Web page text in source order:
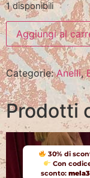
1 disponibili
Aggiungi al
Categorie:Anelli,
Prodotti
30% di
Con
sconto: